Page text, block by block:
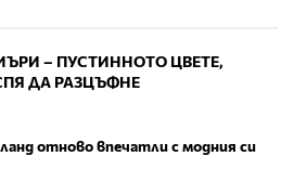
– ПУСТИННОТО ЦВЕТЕ,
ДА РАЗЦЪФНЕ
отново впечатли с модния си